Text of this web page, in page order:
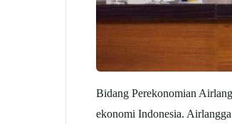
Bidang Perekonomian
ekonomi Indonesia.